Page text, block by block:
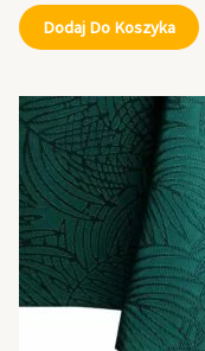
Dodaj Do Koszyka